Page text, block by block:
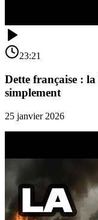
23:21
Dette française :
simplement
25 janvier 2026